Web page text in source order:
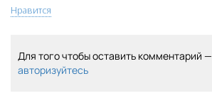
Нравится
Для того чтобы оставить комментарий —
авторизуйтесь